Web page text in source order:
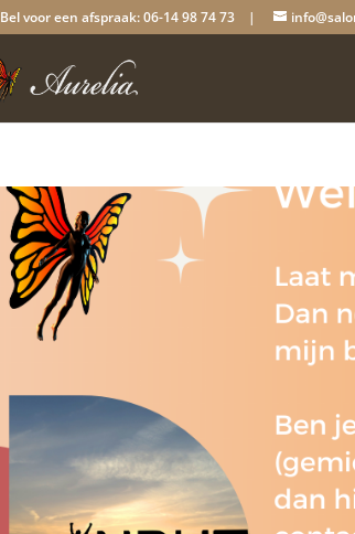
Bel voor een afspraak: 06-14 98 74 73 |